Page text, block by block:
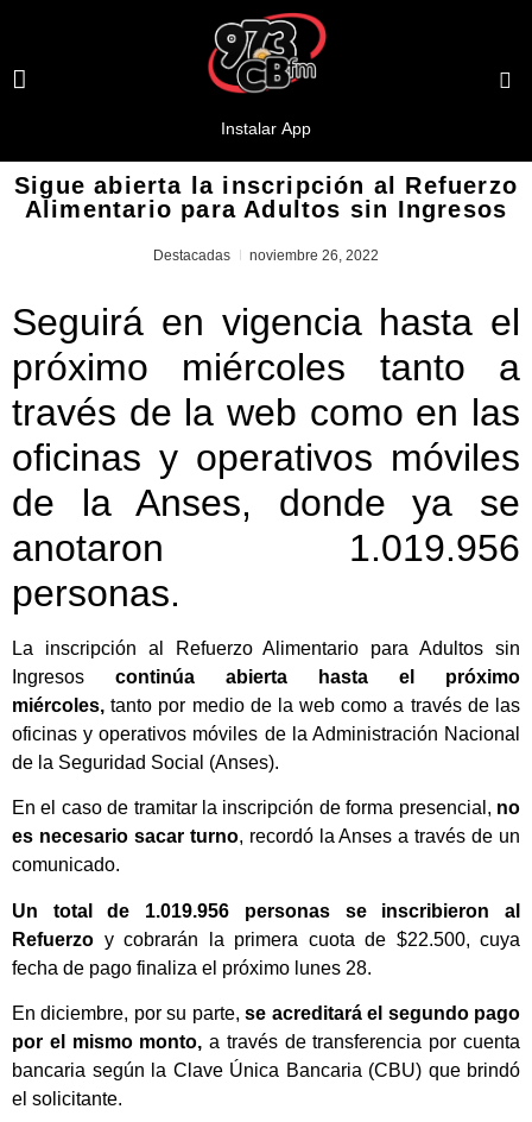
Sigue abierta la inscripción al Refuerzo
Alimentario para Adultos sin Ingresos
Destacadas noviembre 26, 2022
Seguirá en vigencia hasta el
próximo miércoles tanto a
través de la web como en las
oficinas y operativos móviles
de la Anses, donde ya se
anotaron 1.019.956
personas.
La inscripción al Refuerzo Alimentario para Adultos sin
Ingresos continúa abierta hasta el próximo
miércoles, tanto por medio de la web como a través de las
oficinas y operativos móviles de la Administración Nacional
de la Seguridad Social (Anses).
En el caso de tramitar la inscripción de forma presencial, no
es necesario sacar turno, recordó la Anses a través de un
comunicado.
Un total de 1.019.956 personas se inscribieron al
Refuerzo y cobrarán la primera cuota de $22.500, cuya
fecha de pago finaliza el próximo lunes 28.
En diciembre, por su parte, se acreditará el segundo pago
por el mismo monto, a través de transferencia por cuenta
bancaria según la Clave Única Bancaria (CBU) que brindó
el solicitante.